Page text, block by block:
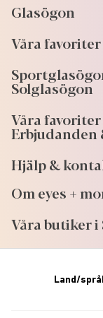
Glasögon
Våra favoriter
Solglasögon
Våra favoriter
Hjälp &
Om eyes +
Våra butiker i
Land/